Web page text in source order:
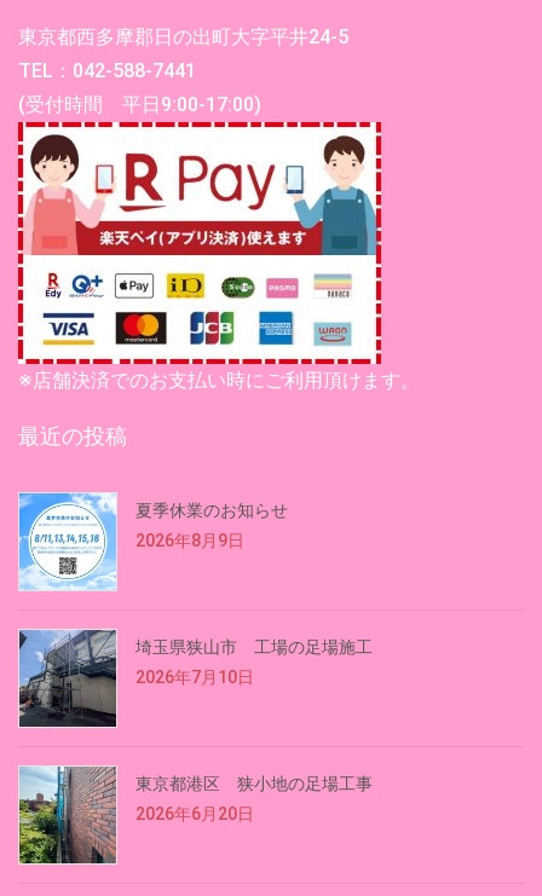
東京都西多摩郡日の出町大字平井24-5
TEL：042-588-7441
(受付時間 平日9:00-17:00)
※店舗決済でのお支払い時にご利用頂けます。
最近の投稿
夏季休業のお知らせ
2026年8月9日
埼玉県狭山市 工場の足場施工
2026年7月10日
東京都港区 狭小地の足場工事
2026年6月20日